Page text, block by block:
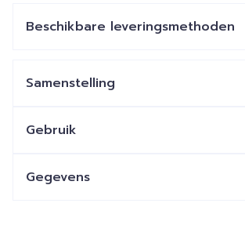
Beschikbare leveringsmethoden
Samenstelling
Gebruik
Gegevens